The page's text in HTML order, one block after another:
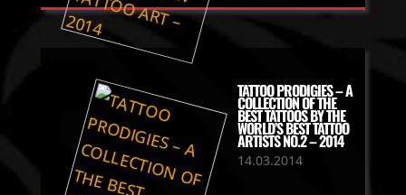
TATTOO PRODIGIES – A
COLLECTION OF THE
BEST TATTOOS BY THE
WORLD’S BEST TATTOO
ARTISTS NO.2 – 2014
14.03.2014